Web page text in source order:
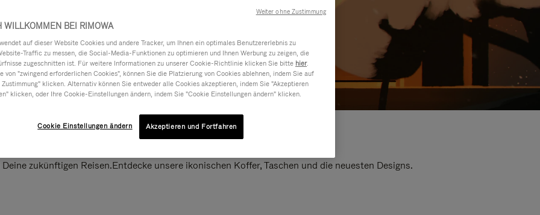
zukünftigen Reisen.Entdecke unsere ikonischen Koffer, Taschen und die neuesten Designs.
WILLKOMMEN BEI RIMOWA
auf dieser Website Cookies und andere Tracker, um Ihnen ein optimales Benutzererlebnis zu
Traffic zu messen, die Social-Media-Funktionen zu optimieren und Ihnen Werbung zu zeigen, die
zugeschnitten ist. Für weitere Informationen zu unserer Cookie-Richtlinie klicken Sie bitte hier.
von "zwingend erforderlichen Cookies", können Sie die Platzierung von Cookies ablehnen, indem Sie auf
klicken. Alternativ können Sie entweder alle Cookies akzeptieren, indem Sie "Akzeptieren
klicken, oder Ihre Cookie-Einstellungen ändern, indem Sie "Cookie Einstellungen ändern" klicken.
Cookie Einstellungen ändern Akzeptieren und Fortfahren
Weiter ohne Zustimmung